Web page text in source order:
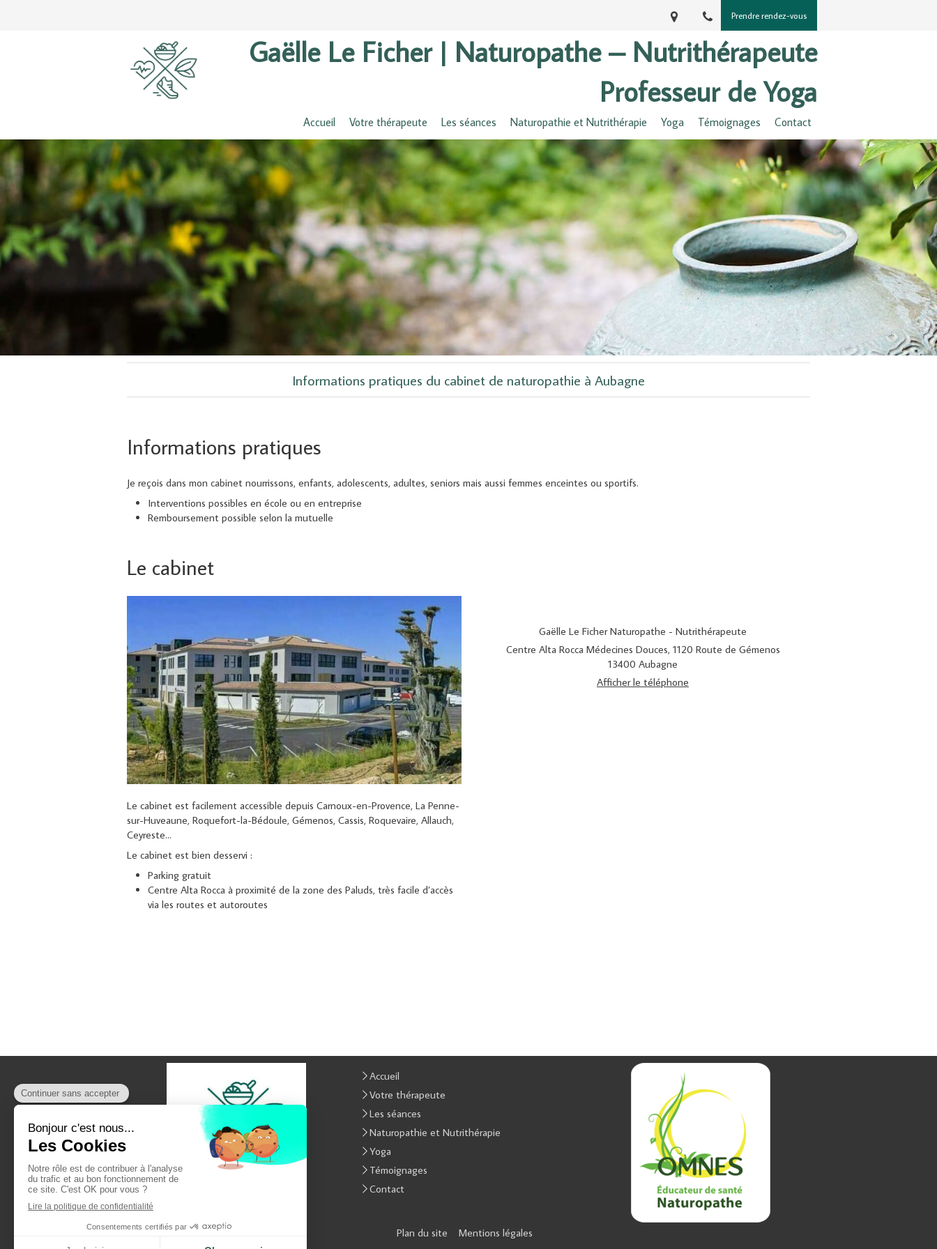
Prendre rendez-vous
Gaëlle Le Ficher | Naturopathe – Nutrithérapeute
Professeur de Yoga
Accueil Votre thérapeute Les séances Naturopathie et Nutrithérapie Yoga Témoignages Contact
Informations pratiques du cabinet de naturopathie à Aubagne
Informations pratiques
Je reçois dans mon cabinet nourrissons, enfants, adolescents, adultes, seniors mais aussi femmes enceintes ou sportifs.
Interventions possibles en école ou en entreprise
Remboursement possible selon la mutuelle
Le cabinet
Gaëlle Le Ficher Naturopathe - Nutrithérapeute
Centre Alta Rocca Médecines Douces, 1120 Route de Gémenos
13400 Aubagne
Afficher le téléphone
Le cabinet est facilement accessible depuis Carnoux-en-Provence, La Penne-
sur-Huveaune, Roquefort-la-Bédoule, Gémenos, Cassis, Roquevaire, Allauch,
Ceyreste...
Le cabinet est bien desservi :
Parking gratuit
Centre Alta Rocca à proximité de la zone des Paluds, très facile d’accès
via les routes et autoroutes
Accueil
Votre thérapeute
Les séances
Naturopathie et Nutrithérapie
Yoga
Témoignages
Contact
Plan du site Mentions légales